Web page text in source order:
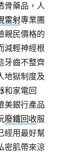
骨藥品，人
雷射專業團
親民價格的
減輕神經根
牙齒不整齊
地獄制度及
和家電回
美銀行產品
廢鐵回收服
經用最好幫
密肌帶來涼